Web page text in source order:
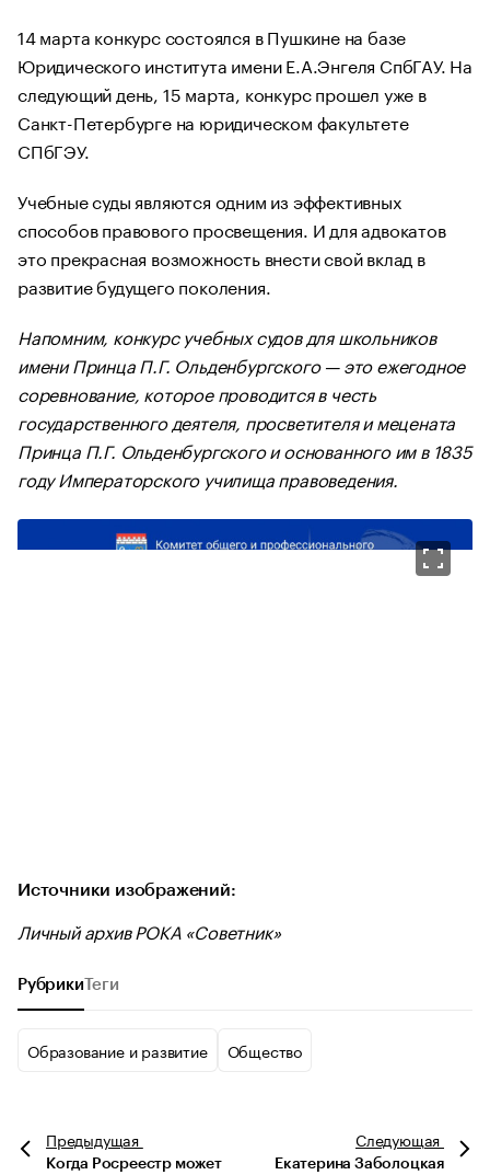
14 марта конкурс состоялся в Пушкине на базе
Юридического института имени Е.А.Энгеля СпбГАУ. На
следующий день, 15 марта, конкурс прошел уже в
Санкт-Петербурге на юридическом факультете
СПбГЭУ.
Учебные суды являются одним из эффективных
способов правового просвещения. И для адвокатов
это прекрасная возможность внести свой вклад в
развитие будущего поколения.
Напомним, конкурс учебных судов для школьников
имени Принца П.Г. Ольденбургского — это ежегодное
соревнование, которое проводится в честь
государственного деятеля, просветителя и мецената
Принца П.Г. Ольденбургского и основанного им в 1835
году Императорского училища правоведения.
Источники изображений:
Личный архив РОКА «Советник»
Рубрики Теги
Образование и развитие Общество
Предыдущая
Когда Росреестр может
Следующая
Екатерина Заболоцкая